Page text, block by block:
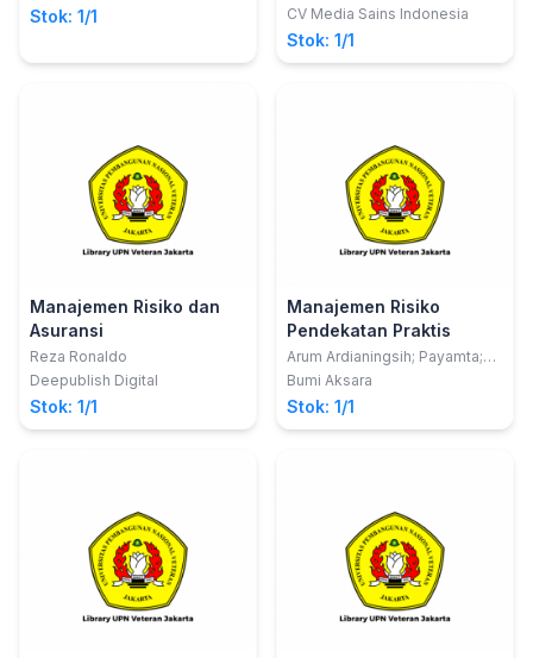
Stok: 1/1
CV Media Sains Indonesia
Stok: 1/1
Manajemen Risiko dan
Asuransi
Reza Ronaldo
Deepublish Digital
Stok: 1/1
Manajemen Risiko
Pendekatan Praktis
Arum Ardianingsih; Payamta;
Doddy Setiawan
Bumi Aksara
Stok: 1/1